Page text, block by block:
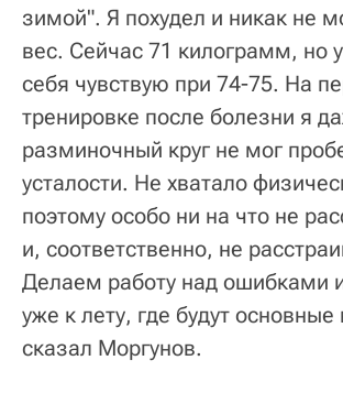
зимой". Я похудел и никак не
вес. Сейчас 71 килограмм, но
себя чувствую при 74-75. На
тренировке после болезни я
разминочный круг не мог
усталости. Не хватало
поэтому особо ни на что не
и, соответственно, не
Делаем работу над ошибками
уже к лету, где будут
сказал Моргунов.